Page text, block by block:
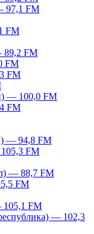
97,1 FM
FM
89,2 FM
FM
FM
— 100,0 FM
FM
— 94,8 FM
FM
— 88,7 FM
FM
105,1 FM
— 102,3